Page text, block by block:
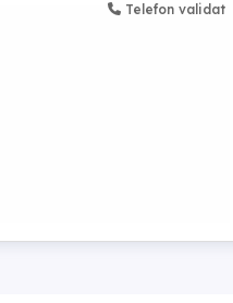
Telefon validat